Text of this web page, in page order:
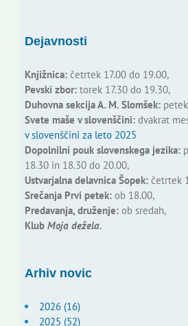
Dejavnosti
Knjižnica:četrtek 17.00 do 19.00,
Pevski zbor:torek 17.30 do 19.30,
Duhovna sekcija A. M. Slomšek:petek
Svete maše v slovenščini:dvakrat
v slovenščini za leto 2025
Dopolnilni pouk slovenskega jezika:
18.30 in 18.30 do 20.00,
Ustvarjalna delavnica Šopek:četrtek
Srečanja Prvi petek:ob 18.00,
Predavanja, druženje:ob sredah,
Klub Moja dežela.
Arhiv novic
2026 (16)
2025 (52)